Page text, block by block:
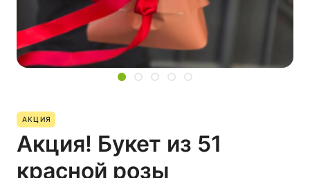
АКЦИЯ
Акция! Букет из 51
красной розы